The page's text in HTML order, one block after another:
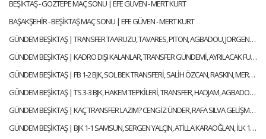
BEŞİKTAŞ - GÖZTEPE MAÇ SONU | EFE GÜVEN - MERT KURT
BAŞAKŞEHİR - BEŞİKTAŞ MAÇ SONU | EFE GÜVEN - MERT KURT
GÜNDEM BEŞİKTAŞ | TRANSFER TAARUZU, TAVARES, PITON, AGBADOU, JORGENSEN, STROEYKENS | ÇAĞDAŞ SEVİNÇ
GÜNDEM BEŞİKTAŞ | KADRO DIŞI KALANLAR, TRANSFER GÜNDEMİ, AYRILACAK FUTBOLCULAR | ÇAĞDAŞ SEVİNÇ
GÜNDEM BEŞİKTAŞ | FB 1-2 BJK, SOL BEK TRANSFERİ, SALİH ÖZCAN, RASKIN, MERT GÜNOK | ÇAĞDAŞ SEVİNÇ
GÜNDEM BEŞİKTAŞ | TS 3-3 BJK, HAKEM TEPKİLERİ, TRANSFER, HADJAM, AGBADOU, RASKIN | ÇAĞDAŞ SEVİNÇ
GÜNDEM BEŞİKTAŞ | KAÇ TRANSFER LAZIM? CENGİZ ÜNDER, RAFA SILVA GELİŞMESİ, ABOUBAKAR | ÇAĞDAŞ SEVİNÇ
GÜNDEM BEŞİKTAŞ | BJK 1-1 SAMSUN, SERGEN YALÇIN, ATİLLA KARAOĞLAN, İLK 11 TERCİHLERİ | ÇAĞDAŞ SEVİNÇ